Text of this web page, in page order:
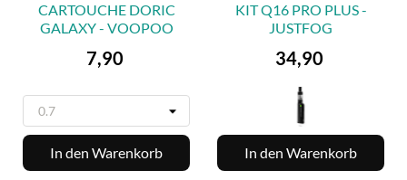
CARTOUCHE DORIC
GALAXY - VOOPOO
Preis
7,90
In den Warenkorb
KIT Q16 PRO PLUS -
JUSTFOG
Preis
34,90
In den Warenkorb